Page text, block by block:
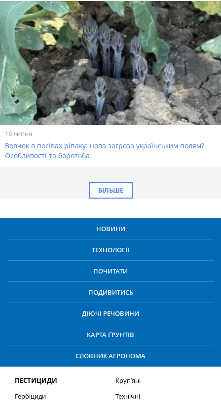
16 липня
Вовчок в посівах ріпаку: нова загроза українським полям?
Особливості та боротьба
БІЛЬШЕ
НОВИНИ
ТЕХНОЛОГІЇ
ПОЧИТАТИ
ПОДИВИТИСЬ
ДІЮЧІ РЕЧОВИНИ
КАРТА ҐРУНТІВ
СЛОВНИК АГРОНОМА
ПЕСТИЦИДИ
Гербіциди
Круп’яні
Технічні